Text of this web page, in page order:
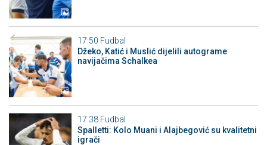
17:50 Fudbal
Džeko, Katić i Muslić dijelili autograme
navijačima Schalkea
17:38 Fudbal
Spalletti: Kolo Muani i Alajbegović su kvalitetni
igrači